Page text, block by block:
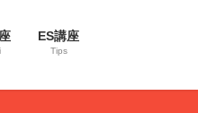
ES講座
Tips